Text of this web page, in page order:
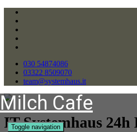
030 54874086
03322 8509070
team@systemhaus.it
Milch Cafe
Toggle navigation
IT Systemhaus 24h